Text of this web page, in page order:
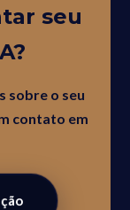
seu
sobre o seu
contato em